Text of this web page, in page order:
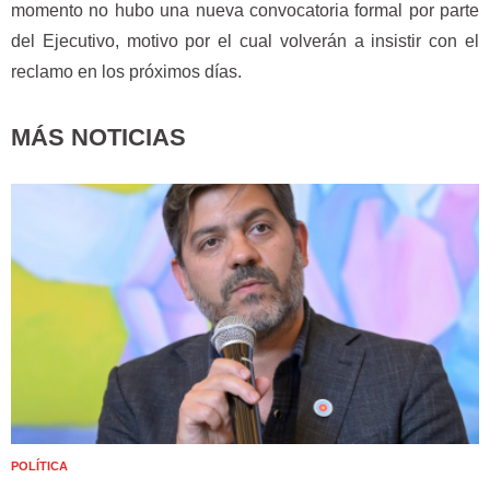
momento no hubo una nueva convocatoria formal por parte
del Ejecutivo, motivo por el cual volverán a insistir con el
reclamo en los próximos días.
MÁS NOTICIAS
POLÍTICA